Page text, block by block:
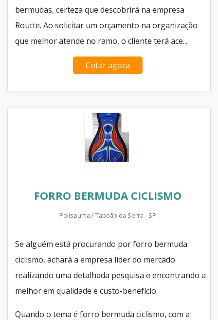
bermudas, certeza que descobrirá na empresa
Routte. Ao solicitar um orçamento na organização
que melhor atende no ramo, o cliente terá ace...
Cotar agora
FORRO BERMUDA CICLISMO
Polispuma / Taboão da Serra - SP
Se alguém está procurando por forro bermuda
ciclismo, achará a empresa líder do mercado
realizando uma detalhada pesquisa e encontrando a
melhor em qualidade e custo-benefício.
Quando o tema é forro bermuda ciclismo, com a